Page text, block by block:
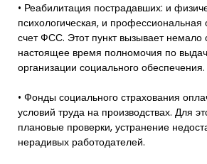
• Реабилитация пострадавших: и
психологическая, и профессиональная
счет ФСС. Этот пункт вызывает немало
настоящее время полномочия по
организации социального обеспечения.
• Фонды социального страхования
условий труда на производствах. Для
плановые проверки, устранение
нерадивых работодателей.